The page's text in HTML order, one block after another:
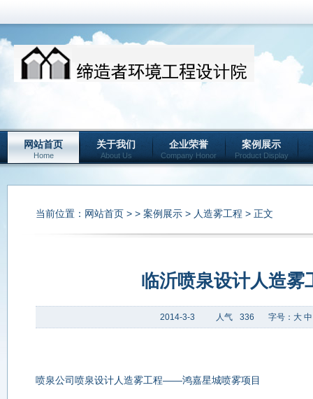
网站首页
Home
关于我们
About Us
企业荣誉
Company Honor
案例展示
Product Display
当前位置： 网站首页 > > 案例展示 > 人造雾工程 > 正文
临沂喷泉设计人造雾
2014-3-3 人气 336 字号： 大 中
喷泉公司喷泉设计人造雾工程——鸿嘉星城喷雾项目